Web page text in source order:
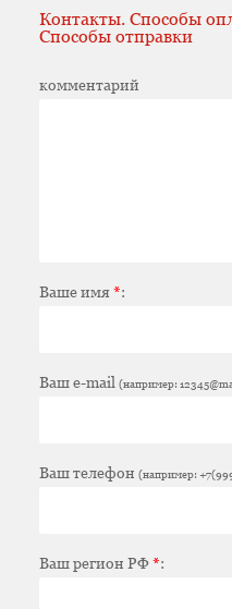
Контакты. Способы
Способы отправки
комментарий
Ваше имя*:
Ваш e-mail (например:
Ваш телефон (например:
Ваш регион РФ*: